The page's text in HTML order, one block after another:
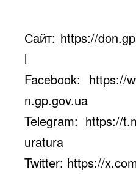
Сайт: https://
l
Facebook: https://
n.gp.gov.ua
Telegram: https://
uratura
Twitter: https://